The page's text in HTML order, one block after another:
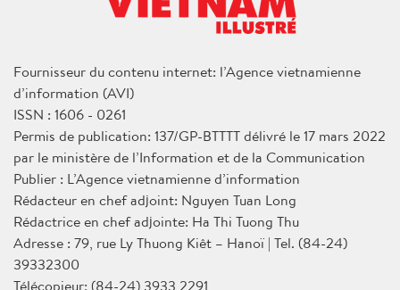
Fournisseur du contenu internet: l’Agence vietnamienne
d’information (AVI)
ISSN : 1606 - 0261
Permis de publication: 137/GP-BTTTT délivré le 17 mars 2022
par le ministère de l’Information et de la Communication
Publier : L’Agence vietnamienne d’information
Rédacteur en chef adjoint: Nguyen Tuan Long
Rédactrice en chef adjointe: Ha Thi Tuong Thu
Adresse : 79, rue Ly Thuong Kiêt – Hanoï | Tel. (84-24)
39332300
Télécopieur: (84-24) 3933 2291